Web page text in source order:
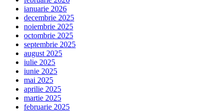
ianuarie 2026
decembrie 2025
noiembrie 2025
octombrie 2025
septembrie 2025
august 2025
iulie 2025
iunie 2025
mai 2025
aprilie 2025
martie 2025
februarie 2025